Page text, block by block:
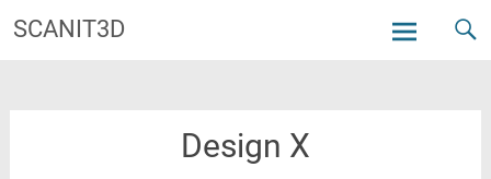
Inhalt
SCANIT3D
Design X